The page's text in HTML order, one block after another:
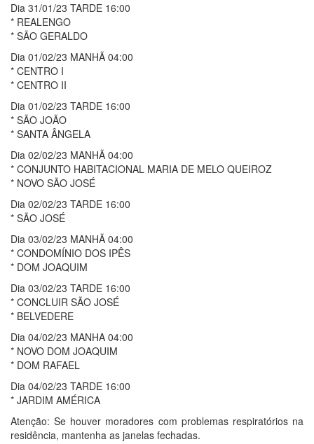
Dia 31/01/23 TARDE 16:00
* REALENGO
* SÃO GERALDO
Dia 01/02/23 MANHÃ 04:00
* CENTRO I
* CENTRO II
Dia 01/02/23 TARDE 16:00
* SÃO JOÃO
* SANTA ÂNGELA
Dia 02/02/23 MANHÃ 04:00
* CONJUNTO HABITACIONAL MARIA DE MELO QUEIROZ
* NOVO SÃO JOSÉ
Dia 02/02/23 TARDE 16:00
* SÃO JOSÉ
Dia 03/02/23 MANHÃ 04:00
* CONDOMÍNIO DOS IPÊS
* DOM JOAQUIM
Dia 03/02/23 TARDE 16:00
* CONCLUIR SÃO JOSÉ
* BELVEDERE
Dia 04/02/23 MANHA 04:00
* NOVO DOM JOAQUIM
* DOM RAFAEL
Dia 04/02/23 TARDE 16:00
* JARDIM AMÉRICA
Atenção: Se houver moradores com problemas respiratórios na
residência, mantenha as janelas fechadas.